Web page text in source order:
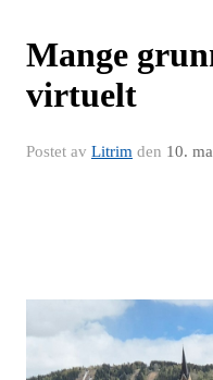
Mange
virtuelt
Postet av Litrim den 10.